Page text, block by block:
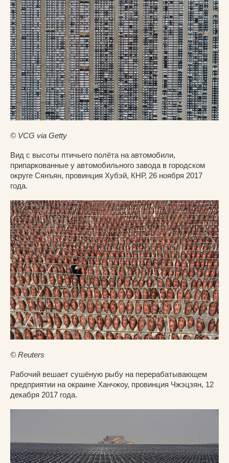
© VCG via Getty
Вид с высоты птичьего полёта на автомобили,
припаркованные у автомобильного завода в городском
округе Сянъян, провинция Хубэй, КНР, 26 ноября 2017
года.
© Reuters
Рабочий вешает сушёную рыбу на перерабатывающем
предприятии на окраине Ханчжоу, провинция Чжэцзян, 12
декабря 2017 года.